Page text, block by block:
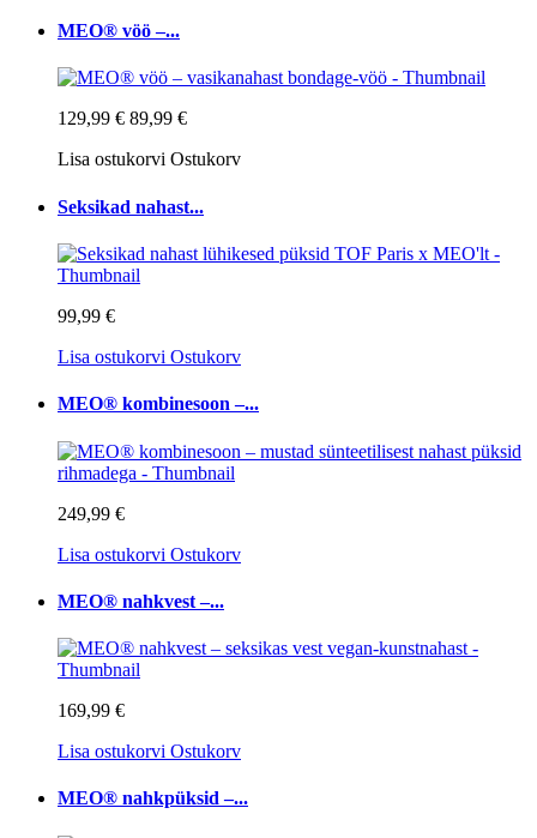
MEO® vöö –...
129,99 € 89,99 €
Lisa ostukorvi Ostukorv
Seksikad nahast...
99,99 €
Lisa ostukorvi Ostukorv
MEO® kombinesoon –...
249,99 €
Lisa ostukorvi Ostukorv
MEO® nahkvest –...
169,99 €
Lisa ostukorvi Ostukorv
MEO® nahkpüksid –...